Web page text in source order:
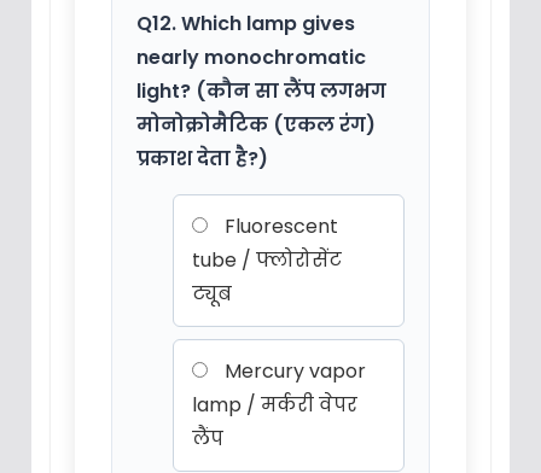
Q12. Which lamp gives
nearly monochromatic
light? (कौन सा लैंप लगभग
मोनोक्रोमैटिक (एकल रंग)
प्रकाश देता है?)
Fluorescent
tube / फ्लोरोसेंट
ट्यूब
Mercury vapor
lamp / मर्करी वेपर
लैंप